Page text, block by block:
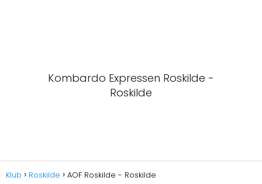
Kombardo Expressen Roskilde -
Roskilde
Klub Roskilde AOF Roskilde - Roskilde